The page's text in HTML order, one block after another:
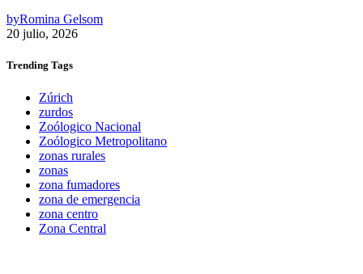
byRomina Gelsom
20 julio, 2026
Trending Tags
Zúrich
zurdos
Zoólogico Nacional
Zoólogico Metropolitano
zonas rurales
zonas
zona fumadores
zona de emergencia
zona centro
Zona Central